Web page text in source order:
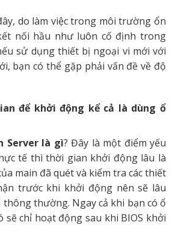
do làm việc trong môi trường ổn
nối hầu như luôn cố định trong
sử dụng thiết bị ngoại vi mới với
bạn có thể gặp phải vấn đề về độ
để khởi động kể cả là dùng ổ
Server là gì? Đây là một điểm yếu
tế thì thời gian khởi động lâu là
main đã quét và kiểm tra các thiết
trước khi khởi động nên sẽ lâu
thông thường. Ngay cả khi bạn có ổ
sẽ chỉ hoạt động sau khi BIOS khởi